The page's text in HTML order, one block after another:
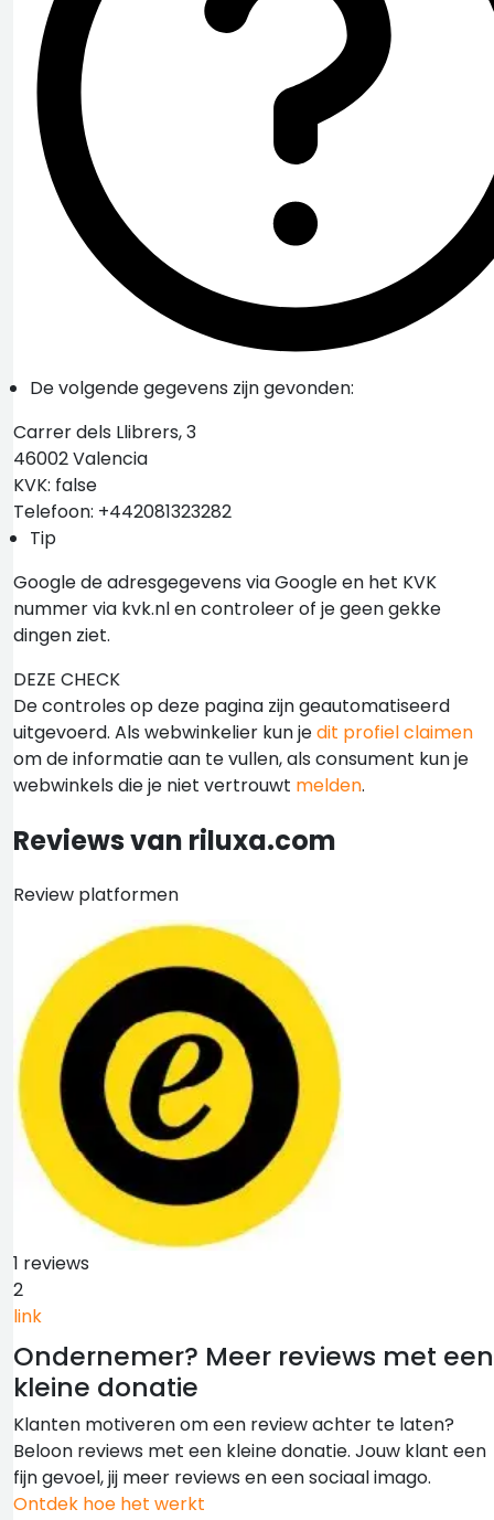
De volgende gegevens zijn gevonden:
Carrer dels Llibrers, 3
46002 Valencia
KVK: false
Telefoon: +442081323282
Tip
Google de adresgegevens via Google en het KVK
nummer via kvk.nl en controleer of je geen gekke
dingen ziet.
DEZE CHECK
De controles op deze pagina zijn geautomatiseerd
uitgevoerd. Als webwinkelier kun jedit profiel claimen
om de informatie aan te vullen, als consument kun je
webwinkels die je niet vertrouwt melden.
Reviews van riluxa.com
Review platformen
1 reviews
2
link
Ondernemer? Meer reviews met een
kleine donatie
Klanten motiveren om een review achter te laten?
Beloon reviews met een kleine donatie. Jouw klant een
fijn gevoel, jij meer reviews en een sociaal imago.
Ontdek hoe het werkt